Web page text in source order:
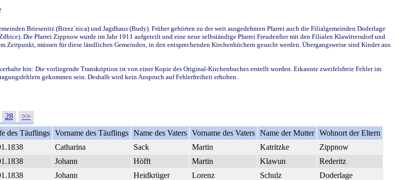
Briesenitz (Brzez`nica) und Jagdhaus (Budy). Früher gehörten zu der weit ausgedehnten Pfarrei auch die Filialgemeinden Doderlage
Die Pfarrei Zippnow wurde im Jahr 1911 aufgeteilt und eine neue selbständige Pfarrei Freudenfier mit den Filialen Klawittersdorf und
müssen für diese ländlichen Gemeinden, in den entsprechenden Kirchenbüchern gesucht werden. Übergangsweise sind Kinder aus
hin: Die vorliegende Transkription ist von einer Kopie des Original-Kirchenbuches erstellt worden. Erkannte zweifelsfreie Fehler im
gekommen sein. Deshalb wird kein Anspruch auf Fehlerfreiheit erhoben.
28
>>
des Täuflings Vorname des Täuflings Name des Vaters Vorname des Vaters Name der Mutter Wohnort der Eltern
Catharina Sack Martin Katritzke
Zippnow
Johann Höfft Martin Klawun
Rederitz
Johann Heidkrüger Lorenz Schulz Doderlage